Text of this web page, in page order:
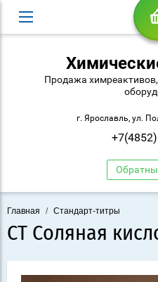
Продажа
г. Ярославль, ул.
Главная / Стандарт-титры
СТ Соляная